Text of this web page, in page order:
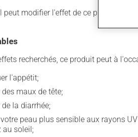
peut modifier l'effet de ce produit. Il
recherchés, ce produit peut à
l'appétit;
maux de tête;
la diarrhée;
peau plus sensible aux rayons
au soleil;